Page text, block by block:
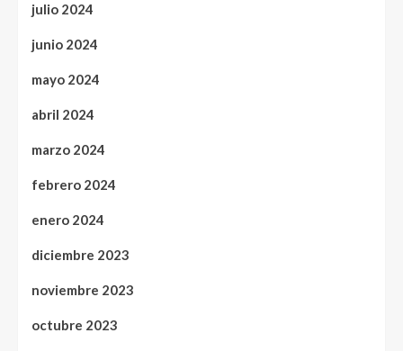
julio 2024
junio 2024
mayo 2024
abril 2024
marzo 2024
febrero 2024
enero 2024
diciembre 2023
noviembre 2023
octubre 2023